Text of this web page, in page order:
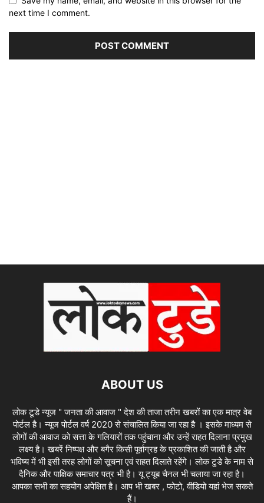
next time I comment.
ABOUT US
लोक टूडे न्यूज " जनता की आवाज " देश की ताजा तरीन खबरों का एक मात्र वेब
पोर्टल है। न्यूज पोर्टल वर्ष 2020 से संचालित किया जा रहा है । इसके माध्यम से
लोगों की आवाज को सत्ता के गलियारों तक पहुंचाना और उन्हें राहत दिलाना प्रमुख
लक्ष्य है। खबरें निष्पक्ष और बगैर किसी पूर्वाग्रह के प्रकाशित की जाती है और
भविष्य में भी इसी तरह लोगों को सूचना एवं राहत दिलाते रहेंगे। लोक टुडे के नाम से
दैनिक और पाक्षिक समाचार पत्र भी है। यू ट्यूब चैनल भी चलाया जा रहा है।
आपका सभी का सहयोग अपेक्षित है। आप भी खबर , फोटो, वीडियो यहां भेज सकते
हैं।